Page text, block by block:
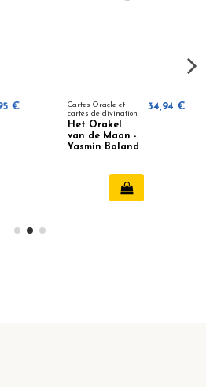
€
Cartes Oracle et
cartes de divination
Het Orakel
van de Maan -
Yasmin Boland
34,94 €